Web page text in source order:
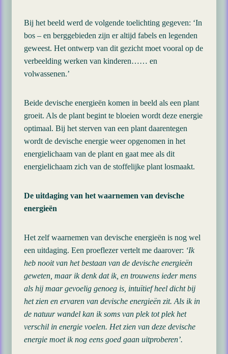
Bij het beeld werd de volgende toelichting gegeven: ‘In
bos – en berggebieden zijn er altijd fabels en legenden
geweest. Het ontwerp van dit gezicht moet vooral op de
verbeelding werken van kinderen…… en
volwassenen.’
Beide devische energieën komen in beeld als een plant
groeit. Als de plant begint te bloeien wordt deze energie
optimaal. Bij het sterven van een plant daarentegen
wordt de devische energie weer opgenomen in het
energielichaam van de plant en gaat mee als dit
energielichaam zich van de stoffelijke plant losmaakt.
De uitdaging van het waarnemen van devische
energieën
Het zelf waarnemen van devische energieën is nog wel
een uitdaging. Een proeflezer vertelt me daarover: ‘Ik
heb nooit van het bestaan van de devische energieën
geweten, maar ik denk dat ik, en trouwens ieder mens
als hij maar gevoelig genoeg is, intuïtief heel dicht bij
het zien en ervaren van devische energieën zit. Als ik in
de natuur wandel kan ik soms van plek tot plek het
verschil in energie voelen. Het zien van deze devische
energie moet ik nog eens goed gaan uitproberen’.